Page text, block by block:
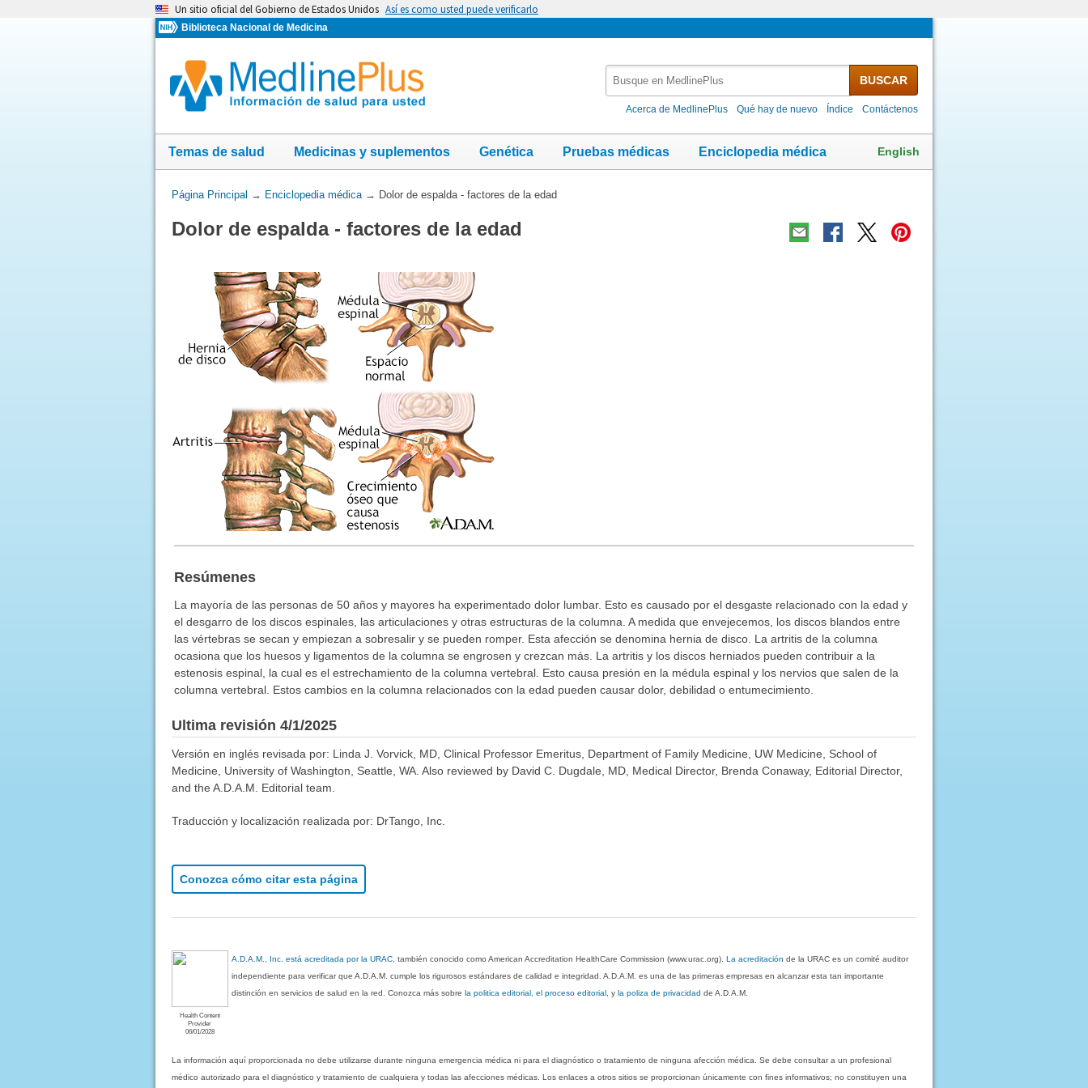
Un sitio oficial del Gobierno de Estados Unidos Así es como usted puede verificarlo
Biblioteca Nacional de Medicina
MedlinePlus
BUSCAR
Acerca de MedlinePlus Qué hay de nuevo Índice Contáctenos
Temas de salud Medicinas y suplementos Genética Pruebas médicas Enciclopedia médica English
Usted
aquí:
Página Principal → Enciclopedia médica→ Dolor de espalda - factores de la edad
Dolor de espalda - factores de la edad
Resúmenes
La mayoría de las personas de 50 años y mayores ha experimentado dolor lumbar. Esto es causado por el desgaste relacionado con la edad y
el desgarro de los discos espinales, las articulaciones y otras estructuras de la columna. A medida que envejecemos, los discos blandos entre
las vértebras se secan y empiezan a sobresalir y se pueden romper. Esta afección se denomina hernia de disco. La artritis de la columna
ocasiona que los huesos y ligamentos de la columna se engrosen y crezcan más. La artritis y los discos herniados pueden contribuir a la
estenosis espinal, la cual es el estrechamiento de la columna vertebral. Esto causa presión en la médula espinal y los nervios que salen de la
columna vertebral. Estos cambios en la columna relacionados con la edad pueden causar dolor, debilidad o entumecimiento.
Ultima revisión 4/1/2025
Versión en inglés revisada por: Linda J. Vorvick, MD, Clinical Professor Emeritus, Department of Family Medicine, UW Medicine, School of
Medicine, University of Washington, Seattle, WA. Also reviewed by David C. Dugdale, MD, Medical Director, Brenda Conaway, Editorial Director,
and the A.D.A.M. Editorial team.
Traducción y localización realizada por: DrTango, Inc.
Conozca cómo citar esta página
Health Content
Provider
06/01/2028
A.D.A.M., Inc. está acreditada por la URAC , también conocido como American Accreditation HealthCare Commission (www.urac.org).La acreditación de la URAC es un comité auditor
independiente para verificar que A.D.A.M. cumple los rigurosos estándares de calidad e integridad. A.D.A.M. es una de las primeras empresas en alcanzar esta tan importante
distinción en servicios de salud en la red. Conozca más sobrela politica editorial, el proceso editorial , yla poliza de privacidad de A.D.A.M.
La información aquí proporcionada no debe utilizarse durante ninguna emergencia médica ni para el diagnóstico o tratamiento de ninguna afección médica. Se debe consultar a un profesional
médico autorizado para el diagnóstico y tratamiento de cualquiera y todas las afecciones médicas. Los enlaces a otros sitios se proporcionan únicamente con fines informativos; no constituyen una